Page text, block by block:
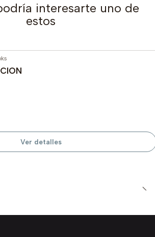
interesarte uno de
estos
Ver detalles